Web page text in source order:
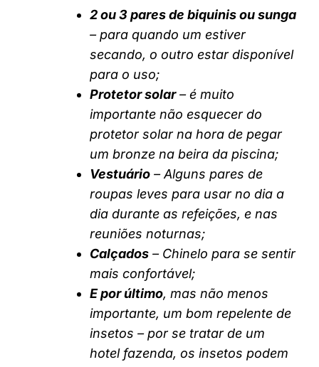
2 ou 3 pares de biquinis ou sunga
– para quando um estiver
secando, o outro estar disponível
para o uso;
Protetor solar– é muito
importante não esquecer do
protetor solar na hora de pegar
um bronze na beira da piscina;
Vestuário – Alguns pares de
roupas leves para usar no dia a
dia durante as refeições, e nas
reuniões noturnas;
Calçados – Chinelo para se sentir
mais confortável;
E por último, mas não menos
importante, um bom repelente de
insetos – por se tratar de um
hotel fazenda, os insetos podem